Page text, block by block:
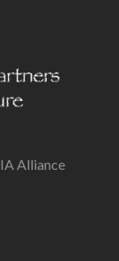
Alliance